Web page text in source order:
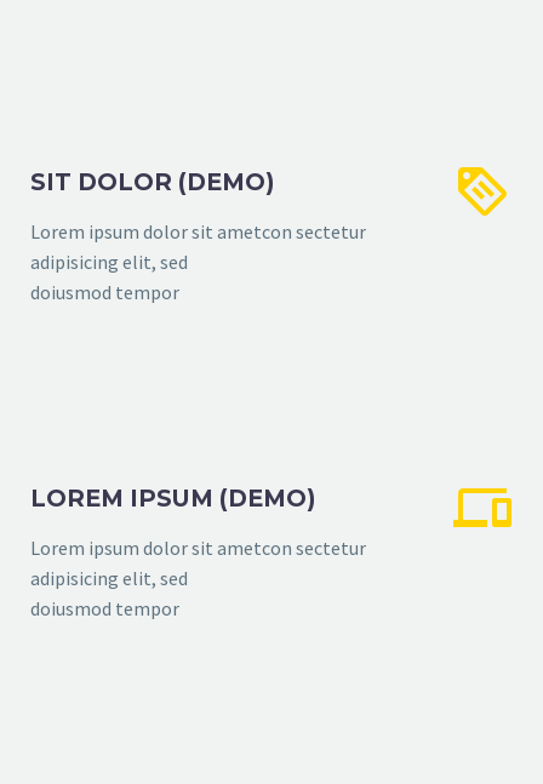
SIT DOLOR (DEMO)
Lorem ipsum dolor sit ametcon sectetur
adipisicing elit, sed
doiusmod tempor


LOREM IPSUM (DEMO)
Lorem ipsum dolor sit ametcon sectetur
adipisicing elit, sed
doiusmod tempor

